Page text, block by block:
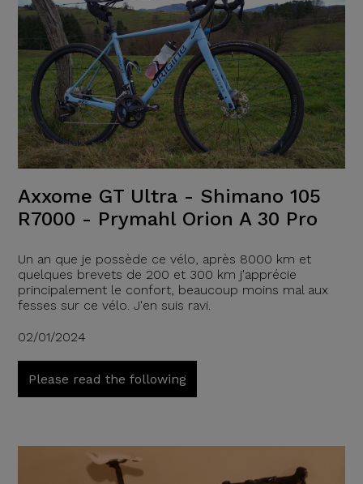
Axxome GT Ultra - Shimano 105
R7000 - Prymahl Orion A 30 Pro
Un an que je possède ce vélo, après 8000 km et
quelques brevets de 200 et 300 km j'apprécie
principalement le confort, beaucoup moins mal aux
fesses sur ce vélo. J'en suis ravi.
02/01/2024
Please read the following